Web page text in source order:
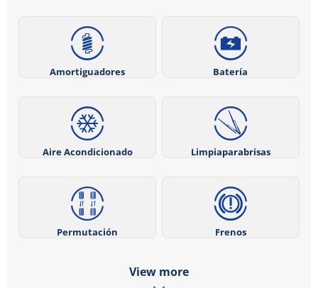
Amortiguadores Batería
Aire Acondicionado Limpiaparabrisas
Permutación Frenos
View more